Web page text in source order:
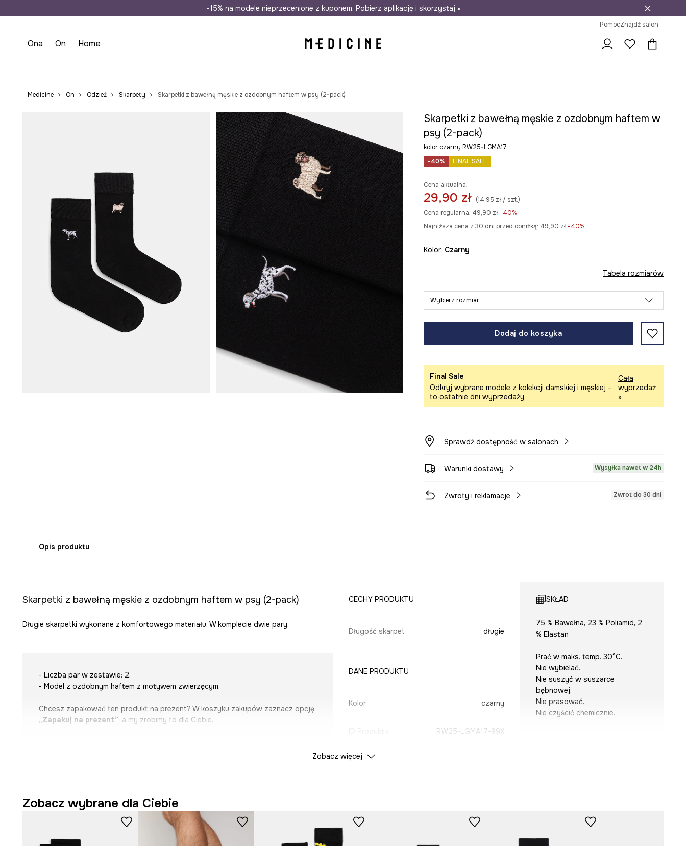
Wysyłka nawet w 24h Darmowa dostawa do salonów 30 dni na zwrot
-15% na modele nieprzecenione z kuponem. Pobierz aplikację i skorzystaj »
PomocZnajdź salon
Ona On Home
Medicine On Odzież Skarpety Skarpetki z bawełną męskie z ozdobnym haftem w psy (2-pack)
Skarpetki z bawełną męskie z ozdobnym haftem w
psy (2-pack)
kolor czarny RW25-LGMA17
-40%
FINAL SALE
Cena aktualna:
29,90 zł (14,95 zł / szt.)
Cena regularna: 49,90 zł-40%
Najniższa cena z 30 dni przed obniżką: 49,90 zł -40%
Kolor: czarny
Tabela rozmiarów
Wybierz rozmiar
Dodaj do koszyka
Final Sale
Odkryj wybrane modele z kolekcji damskiej i męskiej –
to ostatnie dni wyprzedaży.
Cała
wyprzedaż
»
Sprawdź dostępność w salonach
Warunki dostawy Wysyłka nawet w 24h
Zwroty i reklamacje Zwrot do 30 dni
Opis produktu
Skarpetki z bawełną męskie z ozdobnym haftem w psy (2-pack)
Długie skarpetki wykonane z komfortowego materiału. W komplecie dwie pary.
- Liczba par w zestawie: 2.
- Model z ozdobnym haftem z motywem zwierzęcym.
Chcesz zapakować ten produkt na prezent? W koszyku zakupów zaznacz opcję
„Zapakuj na prezent”, a my zrobimy to dla Ciebie.
CECHY PRODUKTU
Długość skarpet długie
DANE PRODUKTU
Kolor czarny
RW25-LGMA17-99X
Producent
SKŁAD
75 % Bawełna, 23 % Poliamid, 2
% Elastan
Prać w maks. temp. 30°C.
Nie wybielać.
Nie suszyć w suszarce
bębnowej.
Nie prasować.
Nie czyścić chemicznie.
Zobacz więcej
Zobacz wybrane dla Ciebie